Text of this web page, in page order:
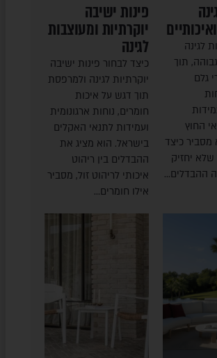
לגינה
תוך
גלם
החוץ
מסביר כיצד
שלא יחזיק
ההבדלים…
פינות ישיבה
יוקרתיות ומעוצבות
לגינה
כיצד לבחור פינות ישיבה
יוקרתיות לגינה ולמרפסת
תוך דגש על איכות
חומרים, נוחות ארגונומית
ועמידות לתנאי האקלים
בישראל. הוא מציג את
ההבדלים בין ריהוט
איכותי לריהוט זול, מסביר
אילו חומרים…